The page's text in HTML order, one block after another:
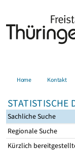
Home Kontakt
STATISTISCHE
Sachliche Suche
Regionale Suche
Kürzlich